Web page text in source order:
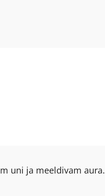
uni ja meeldivam aura.